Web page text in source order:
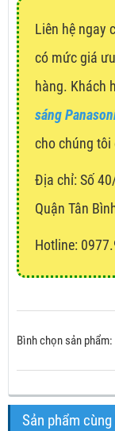
Liên hệ ngay
có mức giá
hàng. Khách
sáng
cho chúng
Địa chỉ: Số
Quận Tân
Hotline:
Bình chọn sản phẩm:
Sản phẩm